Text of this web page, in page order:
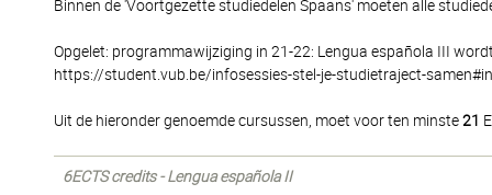
Binnen de 'Voortgezette studiedelen Spaans' moeten alle
Opgelet: programmawijziging in 21-22: Lengua española III
https://student.vub.be/infosessies-stel-je-studietraject-
Uit de hieronder genoemde cursussen, moet voor ten minste21
6ECTS credits - Lengua española II